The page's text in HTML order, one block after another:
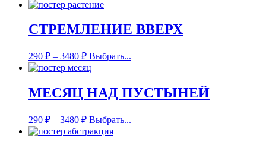
СТРЕМЛЕНИЕ ВВЕРХ
290 ₽ – 3480 ₽ Выбрать...
МЕСЯЦ НАД ПУСТЫНЕЙ
290 ₽ – 3480 ₽ Выбрать...